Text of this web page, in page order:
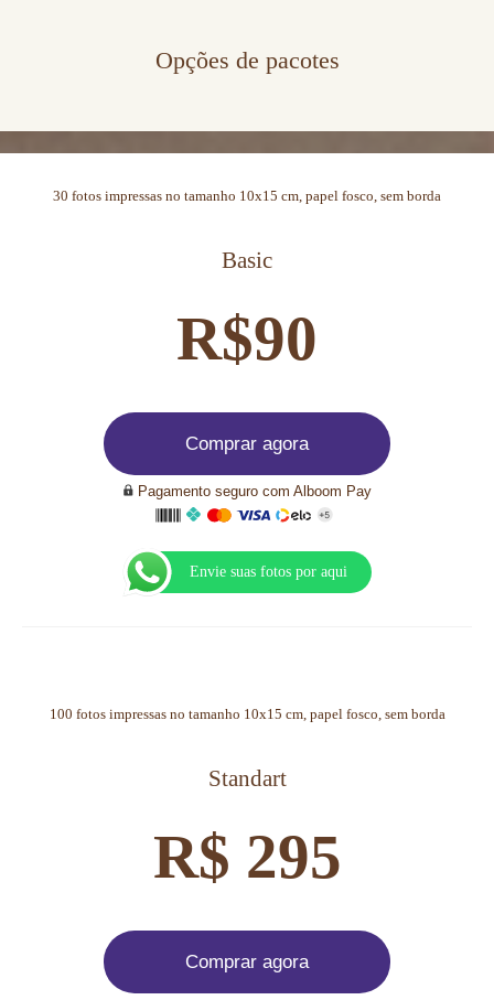
Opções de pacotes
30 fotos impressas no tamanho 10x15 cm, papel fosco, sem borda
Basic
R$90
Comprar agora
Pagamento seguro com Alboom Pay
Envie suas fotos por aqui
100 fotos impressas no tamanho 10x15 cm, papel fosco, sem borda
Standart
R$ 295
Comprar agora